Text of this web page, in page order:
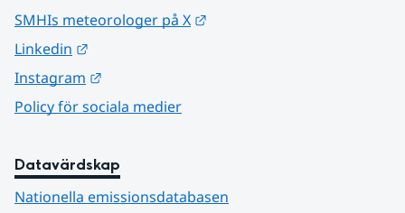
SMHIs meteorologer på X
Linkedin
Instagram
Policy för sociala medier
Datavärdskap
Nationella emissionsdatabasen